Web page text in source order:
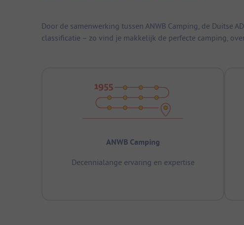
Door de samenwerking tussen ANWB Camping, de Duitse
classificatie – zo vind je makkelijk de perfecte camping,
ANWB Camping
Decennialange ervaring en expertise